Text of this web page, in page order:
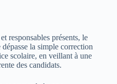
responsables présents, le
la simple correction
scolaire, en veillant à une
des candidats.